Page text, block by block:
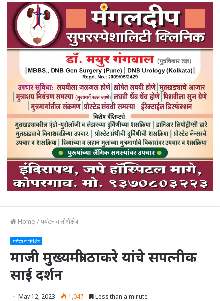
Home /पर्यटन व तीर्थक्षेत्र
पर्यटन व तीर्थक्षेत्र
माजी मुख्‍यमंत्री ठाकरे यांचे सपत्‍नीक
साई दर्शन
May 12, 2023 1,047 Less than a minute